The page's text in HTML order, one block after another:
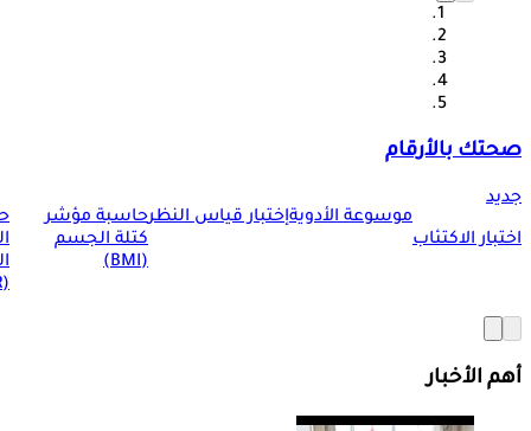
صحتك بالأرقام
جديد
اختبار الاكتئاب
موسوعة الأدويةإختبار قياس النظرحاسبة مؤشر
كتلة الجسم
(BMI)
(BMR)
أهم الأخبار